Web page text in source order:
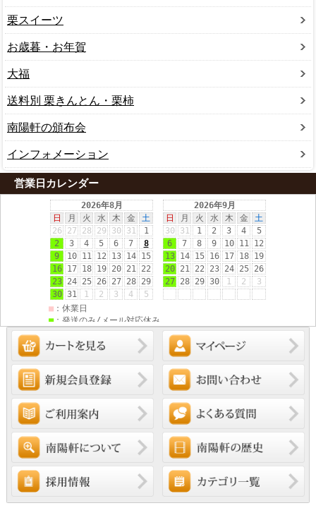
栗スイーツ
お歳暮・お年賀
大福
送料別 栗きんとん・栗柿
南陽軒の頒布会
インフォメーション
営業日カレンダー